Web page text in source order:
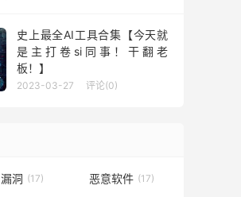
史上最全AI工具合集【今天就
是主打卷si同事！干翻老
板！】
2023-03-27 评论(0)
漏洞 (17) 恶意软件 (17)